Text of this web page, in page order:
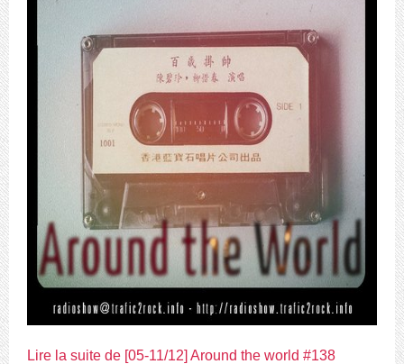
Lire la suite de [05-11/12] Around the world #138